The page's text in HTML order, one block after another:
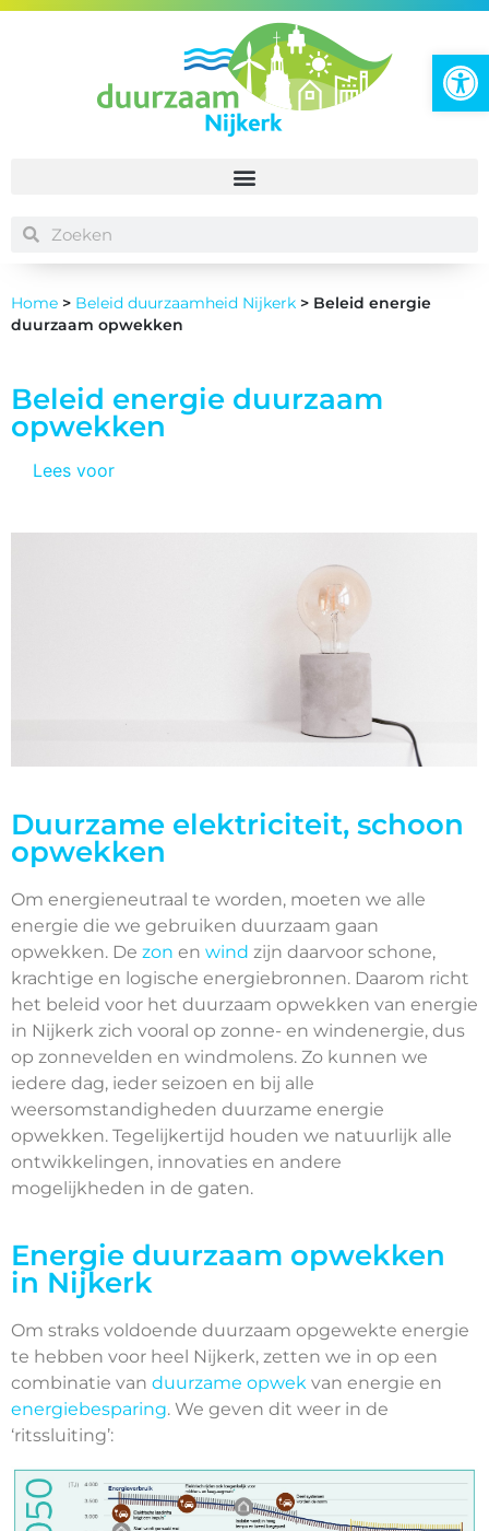
Home > Beleid duurzaamheid Nijkerk > Beleid energie
duurzaam opwekken
Beleid energie duurzaam
opwekken
Lees voor
Duurzame elektriciteit, schoon
opwekken
Om energieneutraal te worden, moeten we alle
energie die we gebruiken duurzaam gaan
opwekken. De zon en wind zijn daarvoor schone,
krachtige en logische energiebronnen. Daarom richt
het beleid voor het duurzaam opwekken van energie
in Nijkerk zich vooral op zonne- en windenergie, dus
op zonnevelden en windmolens. Zo kunnen we
iedere dag, ieder seizoen en bij alle
weersomstandigheden duurzame energie
opwekken. Tegelijkertijd houden we natuurlijk alle
ontwikkelingen, innovaties en andere
mogelijkheden in de gaten.
Energie duurzaam opwekken
in Nijkerk
Om straks voldoende duurzaam opgewekte energie
te hebben voor heel Nijkerk, zetten we in op een
combinatie van duurzame opwek van energie en
energiebesparing. We geven dit weer in de
‘ritssluiting’: